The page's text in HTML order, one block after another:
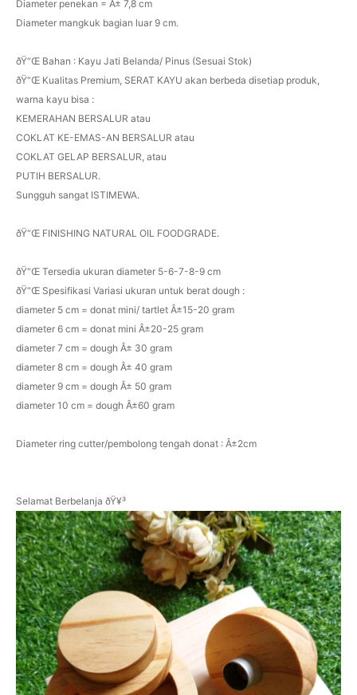
Diameter penekan = Â± 7,8 cm
Diameter mangkuk bagian luar 9 cm.
ðŸ“Œ Bahan : Kayu Jati Belanda/ Pinus (Sesuai Stok)
ðŸ“Œ Kualitas Premium, SERAT KAYU akan berbeda disetiap produk,
warna kayu bisa :
KEMERAHAN BERSALUR atau
COKLAT KE-EMAS-AN BERSALUR atau
COKLAT GELAP BERSALUR, atau
PUTIH BERSALUR.
Sungguh sangat ISTIMEWA.
ðŸ“Œ FINISHING NATURAL OIL FOODGRADE.
ðŸ“Œ Tersedia ukuran diameter 5-6-7-8-9 cm
ðŸ“Œ Spesifikasi Variasi ukuran untuk berat dough :
diameter 5 cm = donat mini/ tartlet Â±15-20 gram
diameter 6 cm = donat mini Â±20-25 gram
diameter 7 cm = dough Â± 30 gram
diameter 8 cm = dough Â± 40 gram
diameter 9 cm = dough Â± 50 gram
diameter 10 cm = dough Â±60 gram
Diameter ring cutter/pembolong tengah donat : Â±2cm
Selamat Berbelanja ðŸ¥³